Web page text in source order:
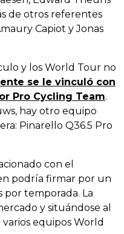
de otros referentes
Capiot y Jonas
y los World Tour no
se le vinculó con
Pro Cycling Team.
hay otro equipo
Pinarello Q36.5 Pro
con el
podría firmar por un
por temporada. La
y situándose al
equipos World